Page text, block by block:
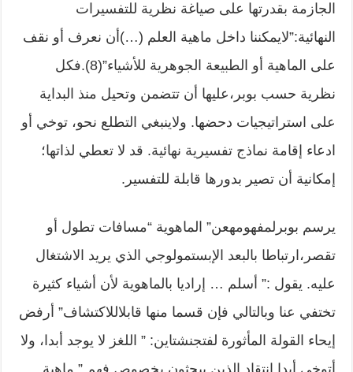
الجازمة بقدرتها على صياغة نظرية للتفسيرات
النهائية:”لايمكننا داخل ماهية العلم (…)أن نعرف أو نقف
على الماهية أو الطبيعة الجوهرية للأشياء”(8).فكل
نظرية حسب بوبر،عليها أن تتضمن وتحيل منذ البداية
على استراتيجيات دحضها. ولاينبغي التطلع نحو، توخي أو
ادعاء إقامة نماذج تفسيرية نهائية. قد لا تعطي لذاتها؛
إمكانية أن تصير بدورها قابلة للتفسير.
يرسم بوبرلمفهومهعن” الماهوية “مسافات تطول أو
تقصر،ارتباطا بالبعد الإبستمولوجي الذي يريد الاشتغال
عليه. يقول :” أسلم … إراديا بالماهوية لأن أشياء كثيرة
تختفي عنا وبالتالي فإن قسما منها قابلاللاكتشاف” أرفض
إيحاء القولة المأثورة لفتجنشتاين: ” اللغز لا يوجد أبدا، ولا